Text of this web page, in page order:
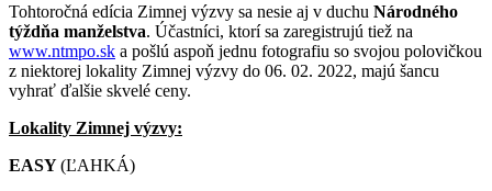
Tohtoročná edícia Zimnej výzvy sa nesie aj v duchu Národného
týždňa manželstva. Účastníci, ktorí sa zaregistrujú tiež na
www.ntmpo.sk a pošlú aspoň jednu fotografiu so svojou polovičkou
z niektorej lokality Zimnej výzvy do 06. 02. 2022, majú šancu
vyhrať ďalšie skvelé ceny.
Lokality Zimnej výzvy:
EASY(ĽAHKÁ)